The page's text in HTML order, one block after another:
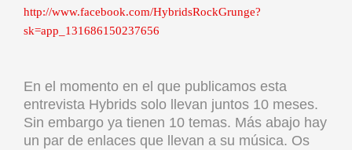
http://www.facebook.com/HybridsRockGrunge?
sk=app_131686150237656
En el momento en el que publicamos esta
entrevista Hybrids solo llevan juntos 10 meses.
Sin embargo ya tienen 10 temas. Más abajo hay
un par de enlaces que llevan a su música. Os